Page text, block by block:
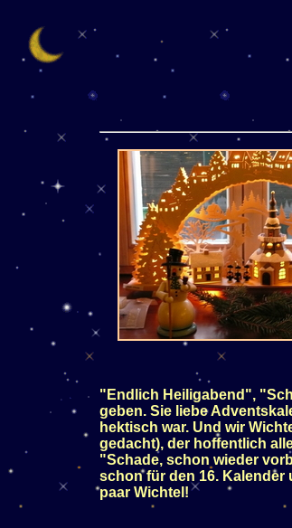
"Endlich Heiligabend",
geben. Sie liebe
hektisch war. Und wir
gedacht), der hoffentlich
"Schade, schon wieder
schon für den 16.
paar Wichtel!